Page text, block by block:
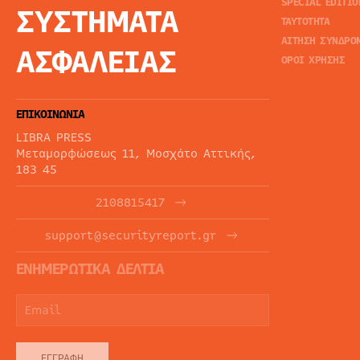
ΣΥΣΤΗΜΑΤΑ
ΑΣΦΑΛΕΙΑΣ
ΕΠΙΚΟΙΝΩΝΙΑ
LIBRA PRESS
Μεταμορφώσεως 11, Μοσχάτο Αττικής,
183 45
2108815417
support@securityreport.gr
ΕΝΗΜΕΡΩΤΙΚΑ ΔΕΛΤΙΑ
ΤΑΥΤΟΤΗΤΑ
ΑΙΤΗΣΗ
ΟΡΟΙ ΧΡΗΣΗΣ